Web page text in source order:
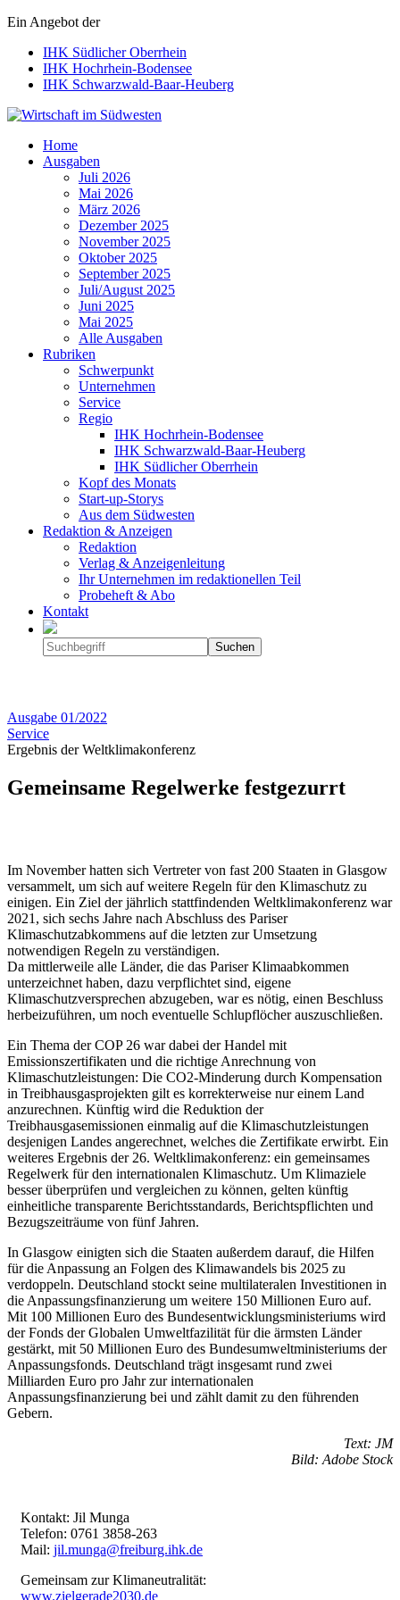
Ein Angebot der
IHK Südlicher Oberrhein
IHK Hochrhein-Bodensee
IHK Schwarzwald-Baar-Heuberg
Wirtschaft im Südwesten
Home
Ausgaben
Juli 2026
Mai 2026
März 2026
Dezember 2025
November 2025
Oktober 2025
September 2025
Juli/August 2025
Juni 2025
Mai 2025
Alle Ausgaben
Rubriken
Schwerpunkt
Unternehmen
Service
Regio
IHK Hochrhein-Bodensee
IHK Schwarzwald-Baar-Heuberg
IHK Südlicher Oberrhein
Kopf des Monats
Start-up-Storys
Aus dem Südwesten
Redaktion & Anzeigen
Redaktion
Verlag & Anzeigenleitung
Ihr Unternehmen im redaktionellen Teil
Probeheft & Abo
Kontakt
Ausgabe 01/2022
Service
Ergebnis der Weltklimakonferenz
Gemeinsame Regelwerke festgezurrt
Im November hatten sich Vertreter von fast 200 Staaten in Glasgow
versammelt, um sich auf weitere Regeln für den Klimaschutz zu
einigen. Ein Ziel der jährlich stattfindenden Weltklimakonferenz war
2021, sich sechs Jahre nach Abschluss des Pariser
Klimaschutzabkommens auf die letzten zur Umsetzung
notwendigen Regeln zu verständigen.
Da mittlerweile alle Länder, die das Pariser Klimaabkommen
unterzeichnet haben, dazu verpflichtet sind, eigene
Klimaschutzversprechen abzugeben, war es nötig, einen Beschluss
herbeizuführen, um noch eventuelle Schlupflöcher auszuschließen.
Ein Thema der COP 26 war dabei der Handel mit
Emissionszertifikaten und die richtige Anrechnung von
Klimaschutzleistungen: Die CO2-Minderung durch Kompensation
in Treibhausgasprojekten gilt es korrekterweise nur einem Land
anzurechnen. Künftig wird die Reduktion der
Treibhausgasemissionen einmalig auf die Klimaschutzleistungen
desjenigen Landes angerechnet, welches die Zertifikate erwirbt. Ein
weiteres Ergebnis der 26. Weltklimakonferenz: ein gemeinsames
Regelwerk für den internationalen Klimaschutz. Um Klimaziele
besser überprüfen und vergleichen zu können, gelten künftig
einheitliche transparente Berichtsstandards, Berichtspflichten und
Bezugszeiträume von fünf Jahren.
In Glasgow einigten sich die Staaten außerdem darauf, die Hilfen
für die Anpassung an Folgen des Klimawandels bis 2025 zu
verdoppeln. Deutschland stockt seine multilateralen Investitionen in
die Anpassungsfinanzierung um weitere 150 Millionen Euro auf.
Mit 100 Millionen Euro des Bundesentwicklungsministeriums wird
der Fonds der Globalen Umweltfazilität für die ärmsten Länder
gestärkt, mit 50 Millionen Euro des Bundesumweltministeriums der
Anpassungsfonds. Deutschland trägt insgesamt rund zwei
Milliarden Euro pro Jahr zur internationalen
Anpassungsfinanzierung bei und zählt damit zu den führenden
Gebern.
Text: JM
Bild: Adobe Stock
Kontakt: Jil Munga
Telefon: 0761 3858-263
Mail: jil.munga@freiburg.ihk.de
Gemeinsam zur Klimaneutralität:
www.zielgerade2030.de